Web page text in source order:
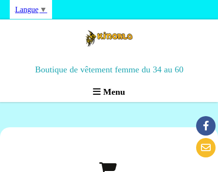
Boutique de vêtement femme du 34 au 60
Menu
Langue ▼